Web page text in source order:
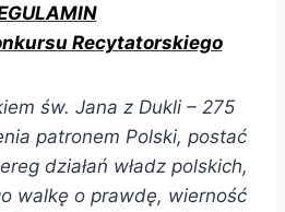
Recytatorskiego
św. Jana z Dukli – 275
patronem Polski, postać
działań władz polskich,
walkę o prawdę, wierność